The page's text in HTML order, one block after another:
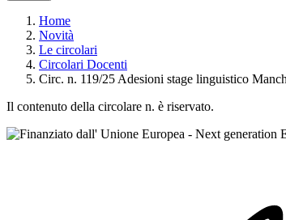
Home
Novità
Le circolari
Circolari Docenti
Circ. n. 119/25 Adesioni stage linguistico
Il contenuto della circolare n. è riservato.